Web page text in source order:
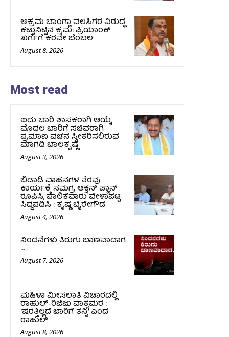
ಅಕ್ರಮ ಬಾಂಗ್ಲಾ ವಲಸಿಗರ ವಿರುದ್ಧ
ಕಟ್ಟುನಿಟ್ಟಿನ ಕ್ರಮ: ಪ್ರಿಯಾಂಕ್
ಖರ್ಗೆಗೆ ಕರವೇ ಬೆಂಬಲ
August 8, 2026
Most read
ಐದು ಬಾರಿ ಶಾಸಕರಾಗಿ ಆಯ್ಕೆ,
ಮೊದಲ ಬಾರಿಗೆ ಸಚಿವರಾಗಿ
ಪ್ರಮಾಣ ವಚನ ಸ್ವೀಕರಿಸಲಿರುವ
ಮಾಗಡಿ ಬಾಲಕೃಷ್ಣ
August 3, 2026
ಬಿಡಾಡಿ ವಾಹನಗಳ ತೆರವು
ಕಾರ್ಯಕ್ಕೆ ಸಮಗ್ರ ಆಕ್ಷನ್ ಪ್ಲಾನ್
ರೂಪಿಸಿ, ಪಾಲಿಕೆವಾರು ವೇಳಾಪಟ್ಟಿ
ಸಿದ್ಧಪಡಿಸಿ : ಕೃಷ್ಣ ಬೈರೇಗೌಡ
August 4, 2026
ನಿಂದನೆಗಳು ತಿರುಗು ಬಾಣವಾದಾಗ
…
August 7, 2026
ಮಹಿಳಾ ಮೀಸಲಾತಿ ವಿಚಾರದಲ್ಲಿ
ರಾಹುಲ್‌-ರಿಜಿಜು ವಾಕ್ಸಮರ :
‘ಷರತ್ತಿಲ್ಲದೆ ಜಾರಿಗೆ ತನ್ನಿ’ ಎಂದ
ರಾಹುಲ್‌
August 8, 2026